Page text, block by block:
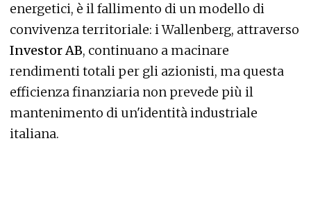
energetici, è il fallimento di un modello di
convivenza territoriale: i Wallenberg, attraverso
Investor AB, continuano a macinare
rendimenti totali per gli azionisti, ma questa
efficienza finanziaria non prevede più il
mantenimento di un'identità industriale
italiana.